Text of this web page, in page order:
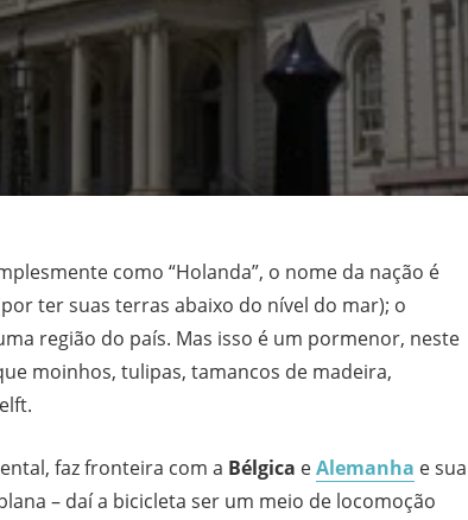
como “Holanda”, o nome da nação é
ter suas terras abaixo do nível do mar); o
região do país. Mas isso é um pormenor, neste
moinhos, tulipas, tamancos de madeira,
faz fronteira com a Bélgica eAlemanha e sua
– daí a bicicleta ser um meio de locomoção